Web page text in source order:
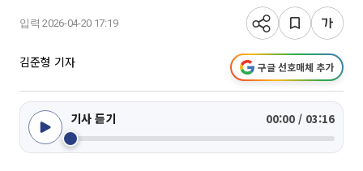
입력 2026-04-20 17:19
김준형 기자 구글 선호매체 추가
기사 듣기 00:00 / 03:16